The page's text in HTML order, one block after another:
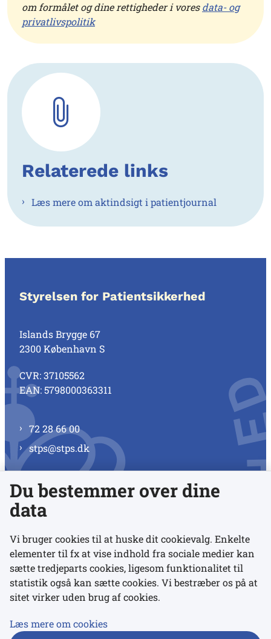
om formålet og dine rettigheder i voresdata- og
privatlivspolitik
Relaterede links
Læs mere om aktindsigt i patientjournal
Styrelsen for Patientsikkerhed
Islands Brygge 67
2300 København S
CVR: 37105562
EAN: 5798000363311
72 28 66 00
stps@stps.dk
Se alle kontaktnumre
Links
Udgivelser
Tilgængelighedserklæring
Du bestemmer over dine
data
Vi bruger cookies til at huske dit cookievalg. Enkelte
elementer til fx at vise indhold fra sociale medier kan
sætte tredjeparts cookies, ligesom funktionalitet til
statistik også kan sætte cookies. Vi bestræber os på at
sitet virker uden brug af cookies.
Læs mere om cookies